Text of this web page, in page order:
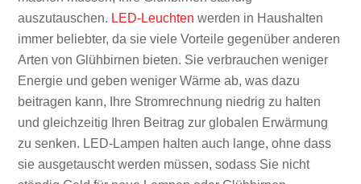
auszutauschen. LED-Leuchten werden in Haushalten
immer beliebter, da sie viele Vorteile gegenüber anderen
Arten von Glühbirnen bieten. Sie verbrauchen weniger
Energie und geben weniger Wärme ab, was dazu
beitragen kann, Ihre Stromrechnung niedrig zu halten
und gleichzeitig Ihren Beitrag zur globalen Erwärmung
zu senken. LED-Lampen halten auch lange, ohne dass
sie ausgetauscht werden müssen, sodass Sie nicht